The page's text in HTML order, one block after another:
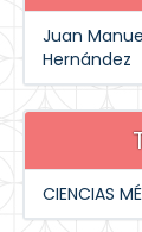
Juan
Hernández
CIENCIAS